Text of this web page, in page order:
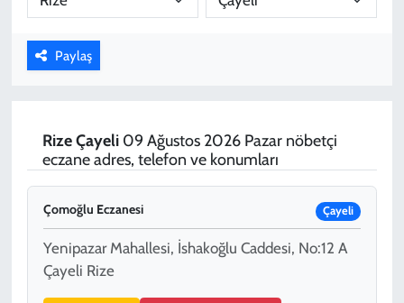
Paylaş
RizeÇayeli09 Ağustos 2026 Pazar nöbetçi
eczane adres, telefon ve konumları
Çomoğlu Eczanesi Çayeli
Yenipazar Mahallesi, İshakoğlu Caddesi, No:12 A
Çayeli Rize